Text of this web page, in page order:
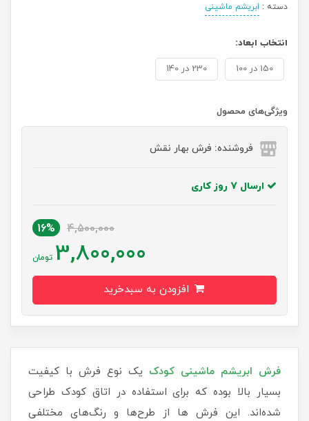
دسته : ابریشم ماشینی
انتخاب ابعاد:
150 در 100 230 در 140
ویژگی‌های محصول
فروشنده: فرش بهار نقش
ارسال 7 روز کاری
4,500,000
16%
3,800,000 تومان
فرش‌ ابریشم ماشینی کودک یک نوع فرش با کیفیت
بسیار بالا بوده که برای استفاده در اتاق کودک طراحی
شده‌اند. این فرش ها از طرح‌ها و رنگ‌های مختلفی